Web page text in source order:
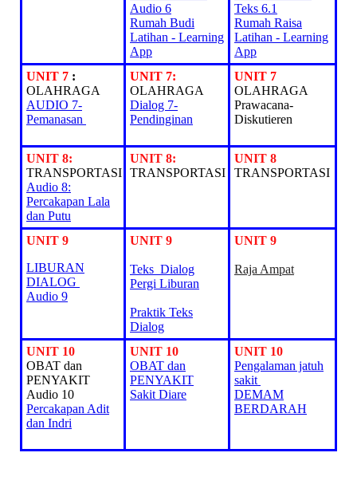
Audio 6
Rumah Budi
Latihan - Learning
App
Teks 6.1
Rumah Raisa
Latihan - Learning
App
UNIT 7 :
OLAHRAGA
AUDIO 7-
Pemanasan
UNIT 7:
OLAHRAGA
Dialog 7-
Pendinginan
UNIT 7
OLAHRAGA
Prawacana-
Diskutieren
UNIT 8:
TRANSPORTASI
Audio 8:
Percakapan Lala
dan Putu
UNIT 8:
TRANSPORTASI
UNIT 8
TRANSPORTASI
UNIT 9
LIBURAN
DIALOG
Audio 9
UNIT 9
Teks Dialog
Pergi Liburan
Praktik Teks
Dialog
UNIT 9
Raja Ampat
UNIT 10
OBAT dan
PENYAKIT
Audio 10
Percakapan Adit
dan Indri
UNIT 10
OBAT dan
PENYAKIT
Sakit Diare
UNIT 10
Pengalaman jatuh
sakit
DEMAM
BERDARAH